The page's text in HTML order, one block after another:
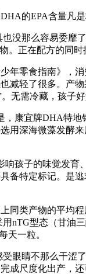
的EPA含量凡是
那么容易委靡了
。正在配方的同时
零食指南》，消
减轻了很多。产
无需冷藏，孩子
宜牌DHA特地
用深海微藻发酵
子的味觉发育
备特定标记。是
类产物的平均程
nTG型态（甘油
天一粒。
睛不那么干涩了
成尺度化出产，